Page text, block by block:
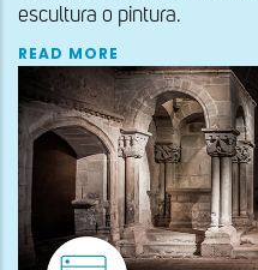
escultura o pintura.
READ MORE